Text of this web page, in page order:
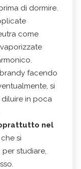
di dormire.
come
facendo
si
in poca
nel
si
studiare,